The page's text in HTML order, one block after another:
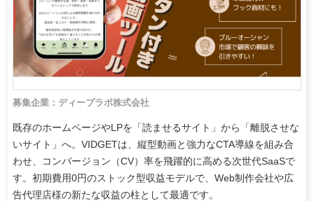
募集企業：ディープラボ株式会社
既存のホームページやLPを「読ませるサイト」から「離脱させな
いサイト」へ。VIDGETは、縦型動画と強力なCTA導線を組み合
わせ、コンバージョン（CV）率を飛躍的に高める次世代SaaSで
す。初期費用0円のストック型収益モデルで、Web制作会社や広
告代理店様の新たな収益の柱として最適です。